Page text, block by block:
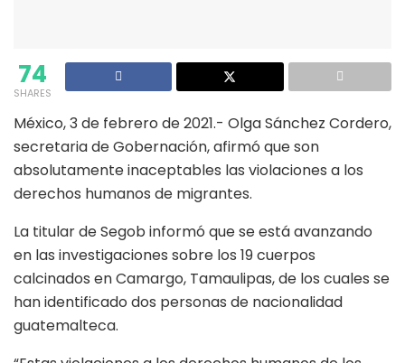
74
SHARES
México, 3 de febrero de 2021.- Olga Sánchez Cordero,
secretaria de Gobernación, afirmó que son
absolutamente inaceptables las violaciones a los
derechos humanos de migrantes.
La titular de Segob informó que se está avanzando
en las investigaciones sobre los 19 cuerpos
calcinados en Camargo, Tamaulipas, de los cuales se
han identificado dos personas de nacionalidad
guatemalteca.